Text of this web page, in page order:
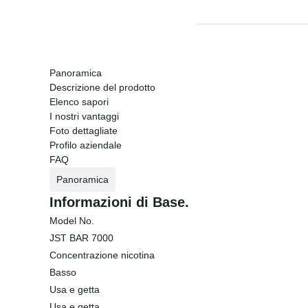
Panoramica
Descrizione del prodotto
Elenco sapori
I nostri vantaggi
Foto dettagliate
Profilo aziendale
FAQ
Panoramica
Informazioni di Base.
Model No.
JST BAR 7000
Concentrazione nicotina
Basso
Usa e getta